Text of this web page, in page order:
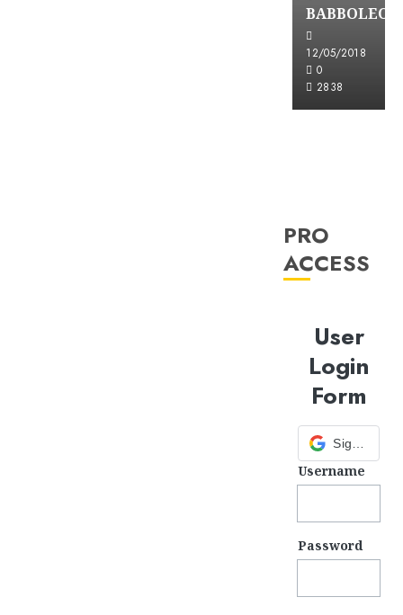
BABBOLEO
12/05/2018
0
2838
PRO
ACCESS
User
Login
Form
Username
Password